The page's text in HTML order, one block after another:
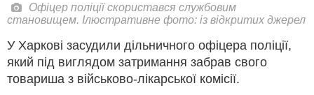
Офіцер поліції скористався службовим
становищем. Ілюстративне фото: із відкритих джерел
У Харкові засудили дільничного офіцера поліції,
який під виглядом затримання забрав свого
товариша з військово-лікарської комісії.